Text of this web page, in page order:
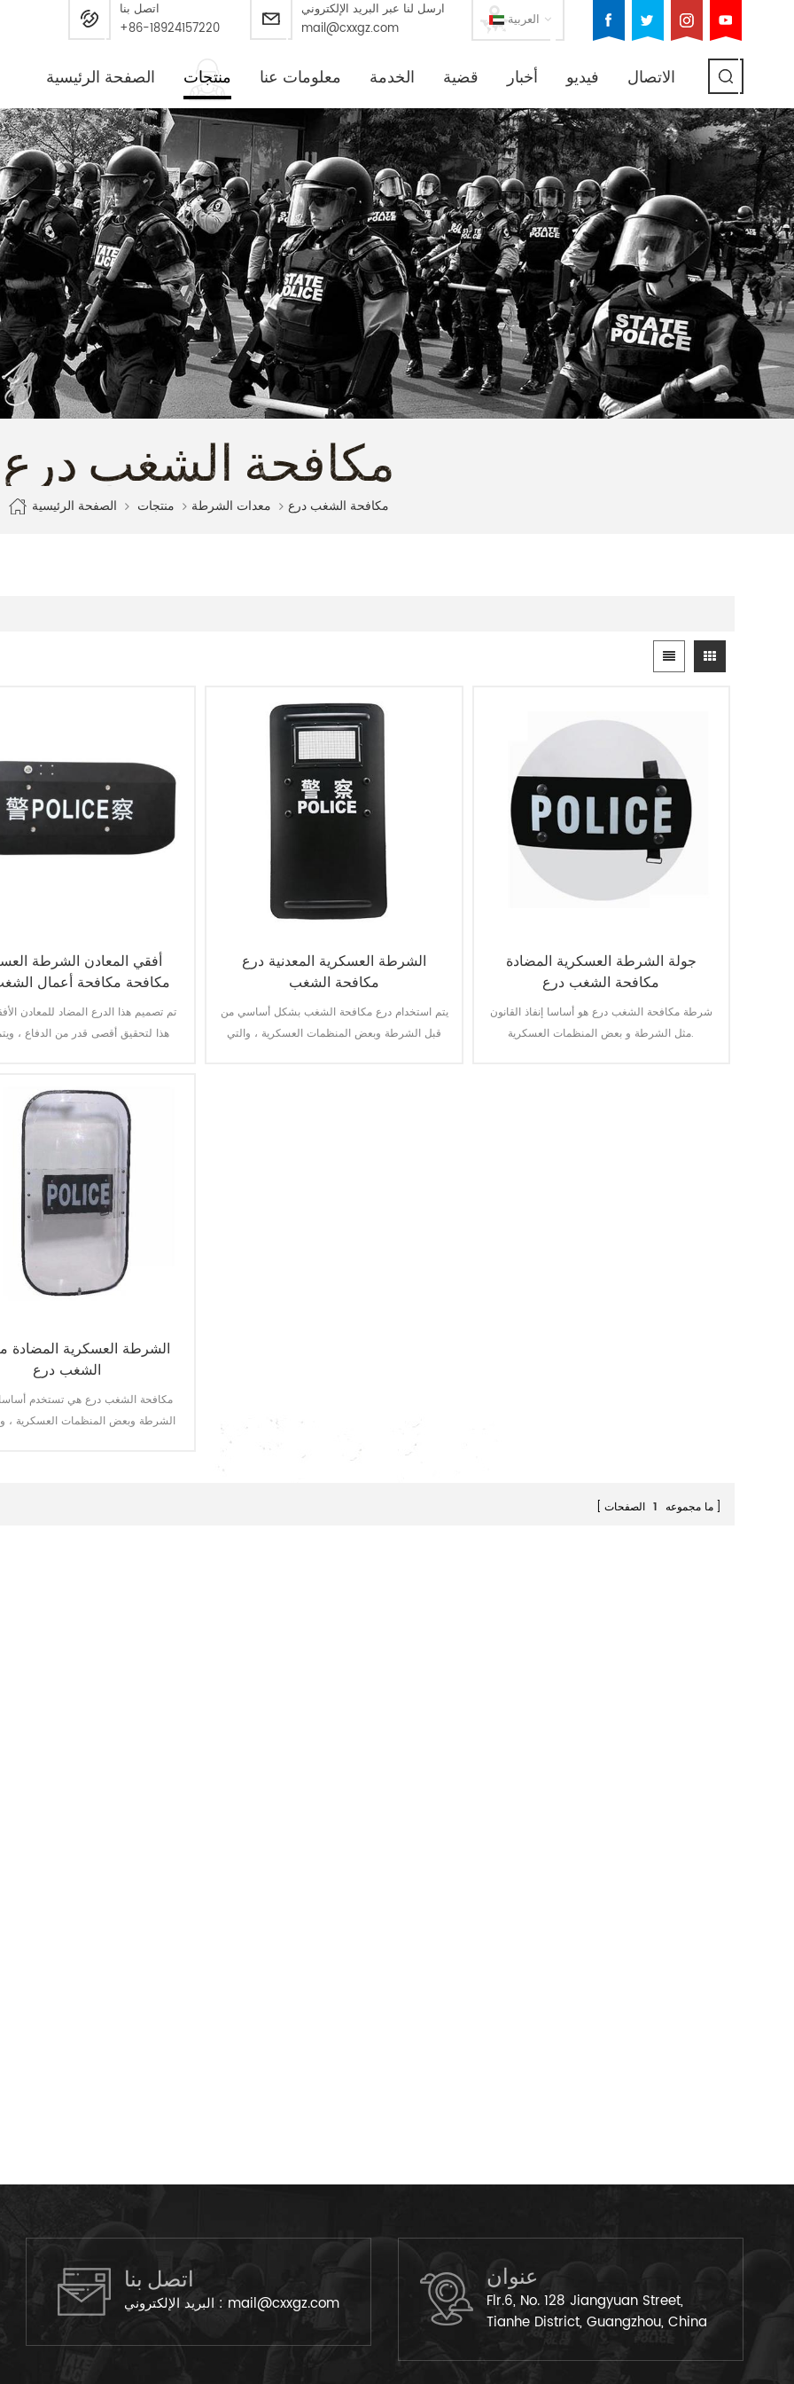
العربية
اتصل بنا
+86-18924157220
ارسل لنا عبر البريد الإلكتروني
mail@cxxgz.com
الصفحة الرئيسية منتجات معلومات عنا الخدمة قضية أخبار فيديو الاتصال
مكافحة الشغب درع
الصفحة الرئيسية منتجات معدات الشرطة مكافحة الشغب درع
أفقي المعادن الشرطة
مكافحة مكافحة أعمال
تم تصميم هذا الدرع المضاد للمعادن
هذا لتحقيق أقصى قدر من الدفاع ،
الشرطة العسكرية المعدنية درع
مكافحة الشغب
يتم استخدام درع مكافحة الشغب بشكل أساسي من
قبل الشرطة وبعض المنظمات العسكرية ، والتي
جولة الشرطة العسكرية المضادة
مكافحة الشغب درع
شرطة مكافحة الشغب درع هو أساسا إنفاذ القانون
مثل الشرطة و بعض المنظمات العسكرية.
الشرطة العسكرية المضادة
الشغب درع
مكافحة الشغب درع هي تستخدم
الشرطة وبعض المنظمات العسكرية ،
ما مجموعه 1 الصفحات
اتصل بنا
البريد الإلكتروني : mail@cxxgz.com
عنوان
Flr.6, No. 128 Jiangyuan Street,
Tianhe District, Guangzhou, China